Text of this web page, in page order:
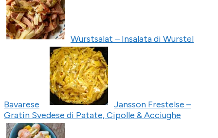
Wurstsalat – Insalata di Wurstel
Bavarese
Jansson Frestelse –
Gratin Svedese di Patate, Cipolle & Acciughe